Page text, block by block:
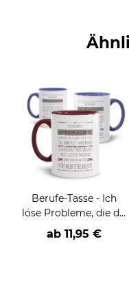
Berufe-Tasse - Ich
löse Probleme, die du
nicht verstehst -
verschiedene Berufe
ab 11,95 €